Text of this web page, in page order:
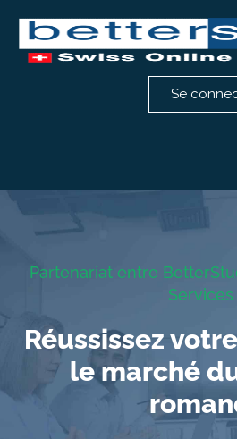
Formation comptabilité
Témoignages
Se
Partenariat entre
Services
Réussissez
le marché